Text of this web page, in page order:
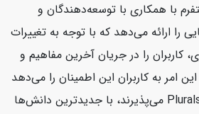
با همکاری با توسعه‌دهندگان و
را ارائه می‌دهد که با توجه به تغییرات
کاربران را در جریان آخرین مفاهیم و
امر به کاربران این اطمینان را می‌دهد
که دوره‌هایی که در Pluralsight می‌پذیرند، با جدیدترین دانش‌ها